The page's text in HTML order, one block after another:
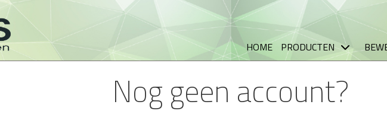
HOME PRODUCTEN
Nog geen account?